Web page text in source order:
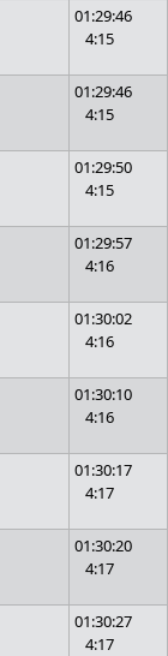
01:29:46
4:15
01:29:46
4:15
01:29:50
4:15
01:29:57
4:16
01:30:02
4:16
01:30:10
4:16
01:30:17
4:17
01:30:20
4:17
01:30:27
4:17